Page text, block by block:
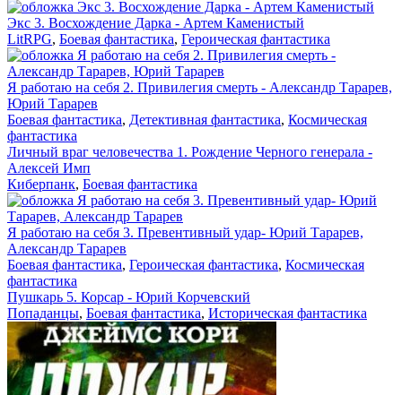
Экс 3. Восхождение Дарка - Артем Каменистый
LitRPG, Боевая фантастика, Героическая фантастика
Я работаю на себя 2. Привилегия смерть - Александр Тарарев,
Юрий Тарарев
Боевая фантастика, Детективная фантастика, Космическая
фантастика
Личный враг человечества 1. Рождение Черного генерала -
Алексей Имп
Киберпанк, Боевая фантастика
Я работаю на себя 3. Превентивный удар- Юрий Тарарев,
Александр Тарарев
Боевая фантастика, Героическая фантастика, Космическая
фантастика
Пушкарь 5. Корсар - Юрий Корчевский
Попаданцы, Боевая фантастика, Историческая фантастика